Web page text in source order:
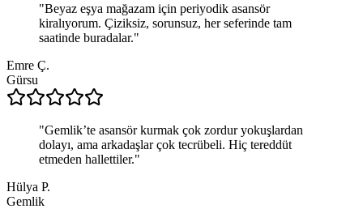
"Beyaz eşya mağazam için periyodik asansör
kiralıyorum. Çiziksiz, sorunsuz, her seferinde tam
saatinde buradalar."
Emre Ç.
Gürsu
"Gemlik’te asansör kurmak çok zordur yokuşlardan
dolayı, ama arkadaşlar çok tecrübeli. Hiç tereddüt
etmeden hallettiler."
Hülya P.
Gemlik